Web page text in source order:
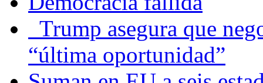
Trump asegura que
“última oportunidad”